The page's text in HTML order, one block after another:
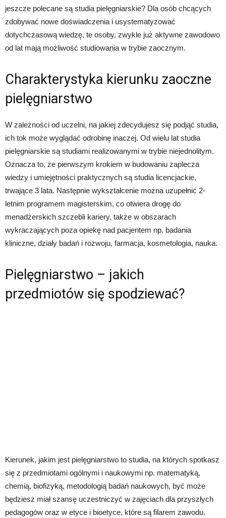
jeszcze polecane są studia pielęgniarskie? Dla osób chcących
zdobywać nowe doświadczenia i usystematyzować
dotychczasową wiedzę, te osoby, zwykle już aktywne zawodowo
od lat mają możliwość studiowania w trybie zaocznym.
Charakterystyka kierunku zaoczne
pielęgniarstwo
W zależności od uczelni, na jakiej zdecydujesz się podjąć studia,
ich tok może wyglądać odrobinę inaczej. Od wielu lat studia
pielęgniarskie są studiami realizowanymi w trybie niejednolitym.
Oznacza to, że pierwszym krokiem w budowaniu zaplecza
wiedzy i umiejętności praktycznych są studia licencjackie,
trwające 3 lata. Następnie wykształcenie można uzupełnić 2-
letnim programem magisterskim, co otwiera drogę do
menadżerskich szczebli kariery, także w obszarach
wykraczających poza opiekę nad pacjentem np. badania
kliniczne, działy badań i rozwoju, farmacja, kosmetologia, nauka.
Pielęgniarstwo – jakich
przedmiotów się spodziewać?
Kierunek, jakim jest pielęgniarstwo to studia, na których spotkasz
się z przedmiotami ogólnymi i naukowymi np. matematyką,
chemią, biofizyką, metodologią badań naukowych, być może
będziesz miał szansę uczestniczyć w zajęciach dla przyszłych
pedagogów oraz w etyce i bioetyce, które są filarem zawodu.